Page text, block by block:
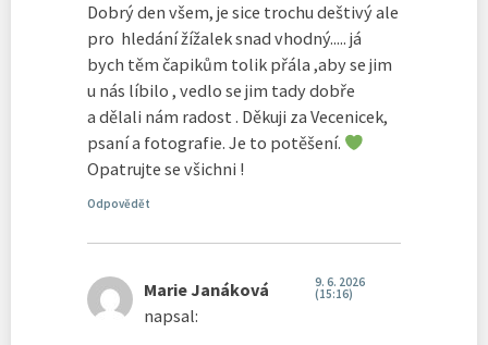
Dobrý den všem, je sice trochu deštivý ale
pro hledání žížalek snad vhodný..... já
bych těm čapikům tolik přála ,aby se jim
u nás líbilo , vedlo se jim tady dobře
a dělali nám radost . Děkuji za Vecenicek,
psaní a fotografie. Je to potěšení.
Opatrujte se všichni !
Odpovědět
Marie Janáková
napsal:
9. 6. 2026
(15:16)